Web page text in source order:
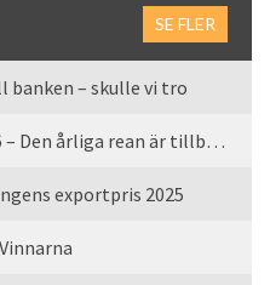
SE FLER
banken – skulle vi tro
Games Made in Sweden 2026 – Den årliga rean är tillbaka
exportpris 2025